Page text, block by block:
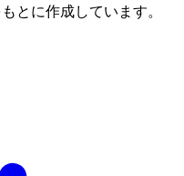
とに作成しています。